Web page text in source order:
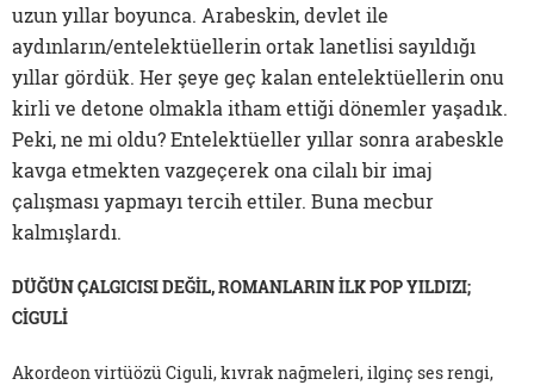
uzun yıllar boyunca. Arabeskin, devlet ile
aydınların/entelektüellerin ortak lanetlisi sayıldığı
yıllar gördük. Her şeye geç kalan entelektüellerin onu
kirli ve detone olmakla itham ettiği dönemler yaşadık.
Peki, ne mi oldu? Entelektüeller yıllar sonra arabeskle
kavga etmekten vazgeçerek ona cilalı bir imaj
çalışması yapmayı tercih ettiler. Buna mecbur
kalmışlardı.
DÜĞÜN ÇALGICISI DEĞİL, ROMANLARIN İLK POP YILDIZI;
CİGULİ
Akordeon virtüözü Ciguli, kıvrak nağmeleri, ilginç ses rengi,